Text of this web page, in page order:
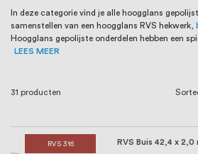
webshop vind je het
van Nederland en België,
direct uit voorraad
RVS op maat
In deze categorie vind je alle hoogglans
samenstellen van een hoogglans RVS hekwerk,
Hoogglans gepolijste onderdelen hebben een
LEES MEER
31 producten
RVS 316 RVS Buis 42,4 x